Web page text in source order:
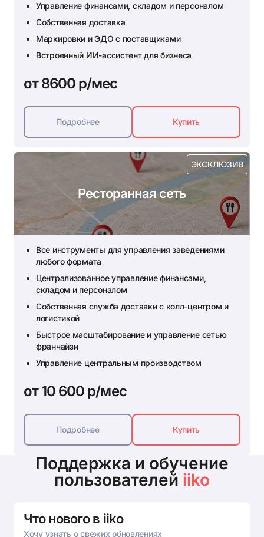
Управление финансами, складом и персоналом
Собственная доставка
Маркировки и ЭДО с поставщиками
Встроенный ИИ-ассистент для бизнеса
от 8600 р/мес
Подробнее Купить
ЭКСКЛЮЗИВ
Ресторанная сеть
Все инструменты для управления заведениями
любого формата
Централизованное управление финансами,
складом и персоналом
Собственная служба доставки с колл-центром и
логистикой
Быстрое масштабирование и управление сетью
франчайзи
Управление центральным производством
от 10 600 р/мес
Подробнее Купить
Поддержка и обучение
пользователей iiko
Что нового в iiko
Хочу узнать о свежих обновлениях